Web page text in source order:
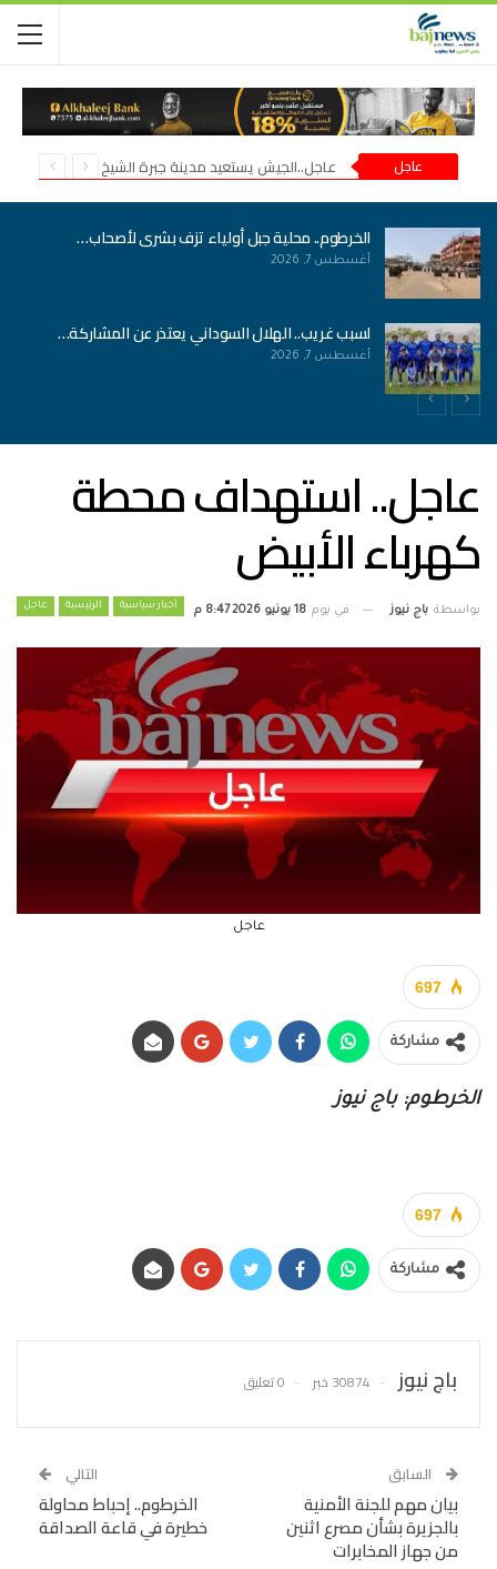
عاجل عاجل..الجيش يستعيد مدينة جبرة الشيخ في شمال كردفان
الخرطوم.. محلية جبل أولياء تزف بشرى لأصحاب…
أغسطس 7, 2026
لسبب غريب.. الهلال السوداني يعتذر عن المشاركة…
أغسطس 7, 2026
عاجل.. استهداف محطة
كهرباء الأبيض
أخبار سياسية الرئيسية عاجل بواسطة باج نيوز في يوم 18 يونيو 2026 8:47 م
عاجل
697
مشاركة
الخرطوم: باج نيوز
697
مشاركة
باج نيوز 30874 خبر 0 تعليق
السابق
بيان مهم للجنة الأمنية
بالجزيرة بشأن مصرع اثنين
من جهاز المخابرات
التالي
الخرطوم.. إحباط محاولة
خطيرة في قاعة الصداقة